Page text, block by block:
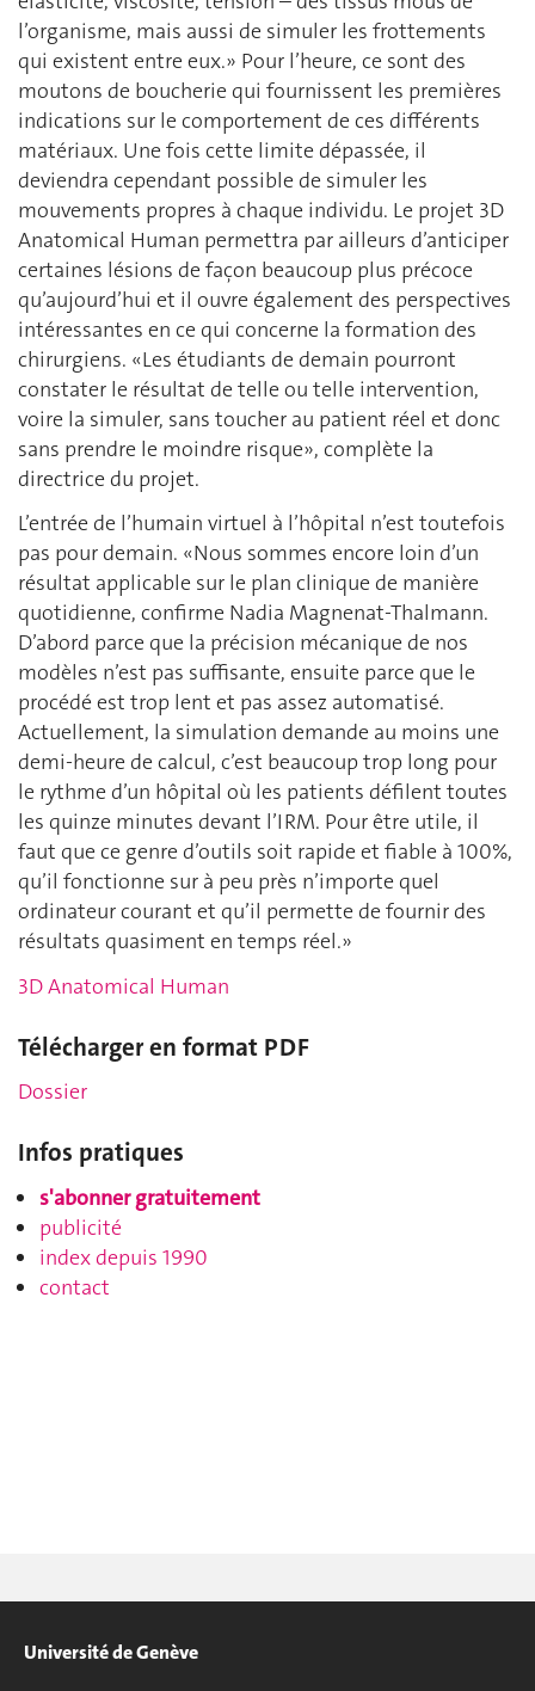
l’organisme, mais aussi de simuler les frottements
qui existent entre eux.» Pour l’heure, ce sont des
moutons de boucherie qui fournissent les premières
indications sur le comportement de ces différents
matériaux. Une fois cette limite dépassée, il
deviendra cependant possible de simuler les
mouvements propres à chaque individu. Le projet 3D
Anatomical Human permettra par ailleurs d’anticiper
certaines lésions de façon beaucoup plus précoce
qu’aujourd’hui et il ouvre également des perspectives
intéressantes en ce qui concerne la formation des
chirurgiens. «Les étudiants de demain pourront
constater le résultat de telle ou telle intervention,
voire la simuler, sans toucher au patient réel et donc
sans prendre le moindre risque», complète la
directrice du projet.
L’entrée de l’humain virtuel à l’hôpital n’est toutefois
pas pour demain. «Nous sommes encore loin d’un
résultat applicable sur le plan clinique de manière
quotidienne, confirme Nadia Magnenat-Thalmann.
D’abord parce que la précision mécanique de nos
modèles n’est pas suffisante, ensuite parce que le
procédé est trop lent et pas assez automatisé.
Actuellement, la simulation demande au moins une
demi-heure de calcul, c’est beaucoup trop long pour
le rythme d’un hôpital où les patients défilent toutes
les quinze minutes devant l’IRM. Pour être utile, il
faut que ce genre d’outils soit rapide et fiable à 100%,
qu’il fonctionne sur à peu près n’importe quel
ordinateur courant et qu’il permette de fournir des
résultats quasiment en temps réel.»
3D Anatomical Human
Télécharger en format PDF
Dossier
Infos pratiques
s'abonner gratuitement
publicité
index depuis 1990
contact
Université de Genève